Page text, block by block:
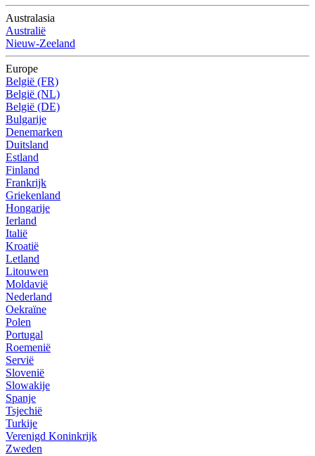
Australasia
Australië
Nieuw-Zeeland
Europe
België (FR)
België (NL)
België (DE)
Bulgarije
Denemarken
Duitsland
Estland
Finland
Frankrijk
Griekenland
Hongarije
Ierland
Italië
Kroatië
Letland
Litouwen
Moldavië
Nederland
Oekraïne
Polen
Portugal
Roemenië
Servië
Slovenië
Slowakije
Spanje
Tsjechië
Turkije
Verenigd Koninkrijk
Zweden